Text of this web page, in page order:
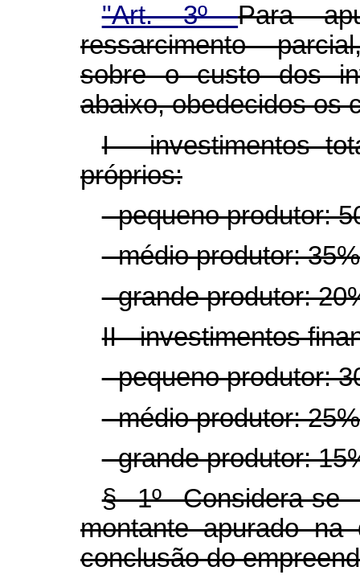
"Art. 3ºPara
ressarcimento
sobre o custo dos
abaixo, obedecidos os
I - investimentos
próprios:
- pequeno produtor:
- médio produtor:
- grande produtor:
II - investimentos
- pequeno produtor:
- médio produtor:
- grande produtor:
§ 1º Considera-
montante apurado
conclusão do